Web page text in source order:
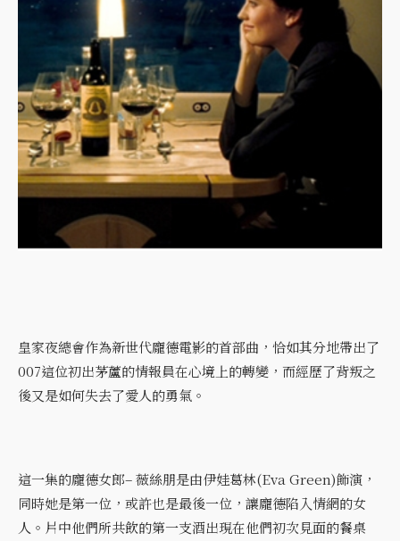
皇家夜總會作為新世代龐德電影的首部曲，恰如其分地帶出了
007這位初出茅蘆的情報員在心境上的轉變，而經歷了背叛之
後又是如何失去了愛人的勇氣。
這一集的龐德女郎– 薇絲朋是由伊娃葛林(Eva Green)飾演，
同時她是第一位，或許也是最後一位，讓龐德陷入情網的女
人。片中他們所共飲的第一支酒出現在他們初次見面的餐桌